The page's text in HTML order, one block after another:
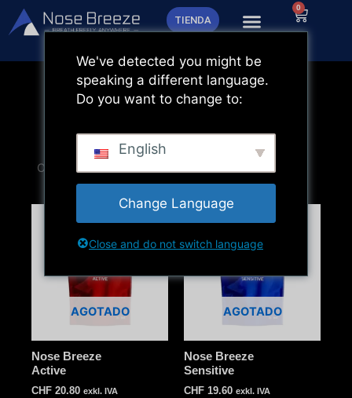
TIENDA
0
Carrito
AGOTADO
Nose Breeze
Active
CHF 20.80 exkl. IVA
AGOTADO
Nose Breeze
Sensitive
CHF 19.60 exkl. IVA
We've detected you might be
speaking a different language.
Do you want to change to:
English
Change Language
Close and do not switch language